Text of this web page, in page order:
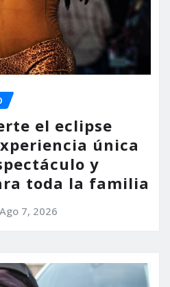
el eclipse
única
y
toda la familia
Ago 7, 2026